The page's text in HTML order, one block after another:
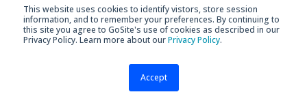
This website uses cookies to identify vistors, store session
information, and to remember your preferences. By continuing to
this site you agree to GoSite's use of cookies as described in our
Privacy Policy. Learn more about ourPrivacy Policy.
Accept
plagas generalmente se puede encontrar en el sitio
web del gobierno local o a través de una búsqueda
rápida en línea. Además, organizaciones
profesionales como laNational Pest Management
ofrecen recursos útiles para